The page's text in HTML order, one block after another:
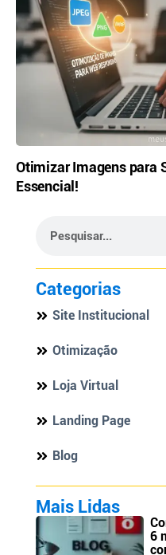
Otimizar Imagens para
Essencial!
Categorias
Site Institucional
Otimização
Loja Virtual
Landing Page
Blog
Mais Lidas
6